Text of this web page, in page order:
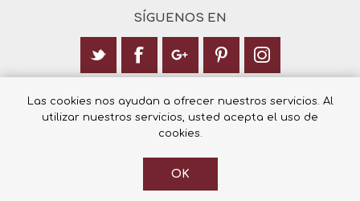
SÍGUENOS EN
Calle Italia 6, 03003 Alicante
+34 965 12 23 55
Las cookies nos ayudan a ofrecer nuestros servicios. Al
utilizar nuestros servicios, usted acepta el uso de
cookies.
OK